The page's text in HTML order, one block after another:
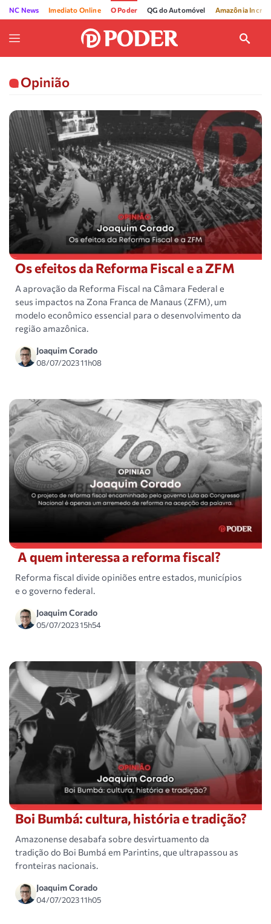
NC News Imediato Online O Poder QG do Automóvel Amazônia
Opinião
Os efeitos da Reforma Fiscal e a ZFM
A aprovação da Reforma Fiscal na Câmara Federal e
seus impactos na Zona Franca de Manaus (ZFM), um
modelo econômico essencial para o desenvolvimento da
região amazônica.
Joaquim Corado
08/07/2023 11h08
A quem interessa a reforma fiscal?
Reforma fiscal divide opiniões entre estados, municípios
e o governo federal.
Joaquim Corado
05/07/2023 15h54
Boi Bumbá: cultura, história e tradição?
Amazonense desabafa sobre desvirtuamento da
tradição do Boi Bumbá em Parintins, que ultrapassou as
fronteiras nacionais.
Joaquim Corado
04/07/2023 11h05